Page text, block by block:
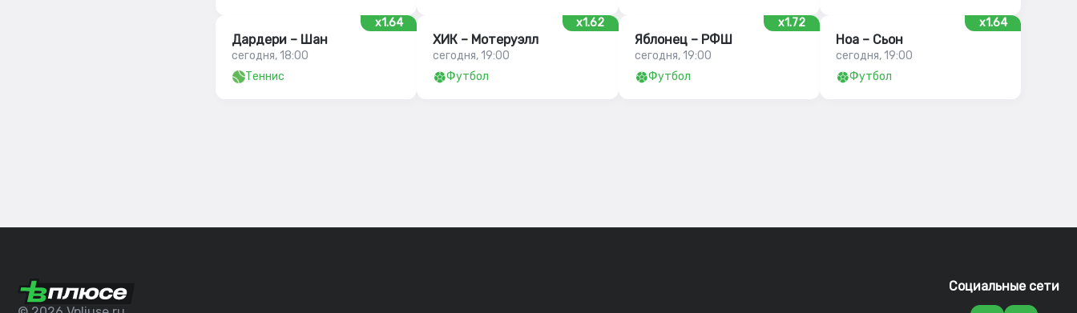
x1.64
Дардери – Шан
сегодня, 18:00
Теннис
x1.62
ХИК – Мотеруэлл
сегодня, 19:00
Футбол
x1.72
Яблонец – РФШ
сегодня, 19:00
Футбол
x1.64
Ноа – Сьон
сегодня, 19:00
Футбол
Социальные сети